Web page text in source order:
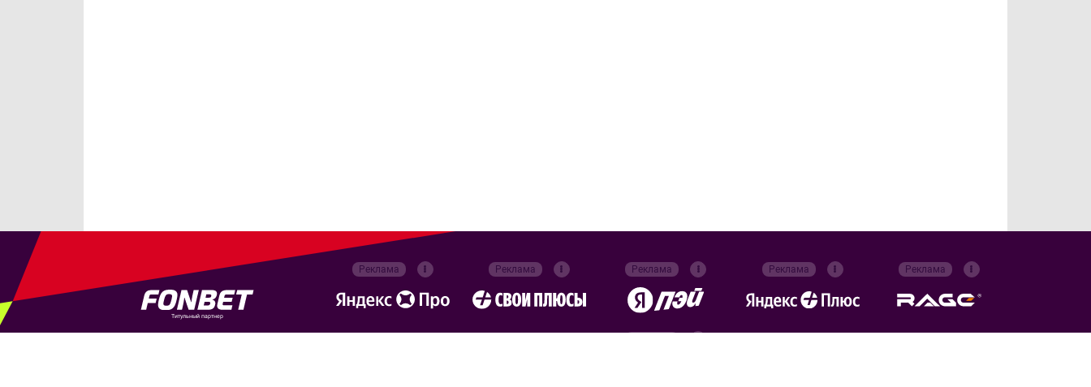
Титульный партнер
Реклама Реклама Реклама Реклама Реклама